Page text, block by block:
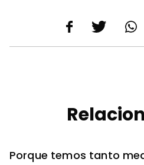
Porque temos tanto